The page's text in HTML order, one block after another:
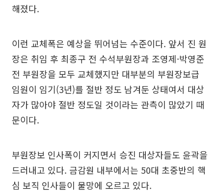
해졌다.
이런 교체폭은 예상을 뛰어넘는 수준이다. 앞서 진 원
장은 취임 후 최종구 전 수석부원장과 조영제·박영준
전 부원장을 모두 교체했지만 대부분의 부원장보급
임원이 임기(3년)를 절반 정도 남겨둔 상태여서 대상
자가 많아야 절반 정도일 것이라는 관측이 많았기 때
문이다.
부원장보 인사폭이 커지면서 승진 대상자들도 윤곽을
드러내고 있다. 금감원 내부에서는 50대 초중반의 핵
심 보직 인사들이 물망에 오르고 있다.